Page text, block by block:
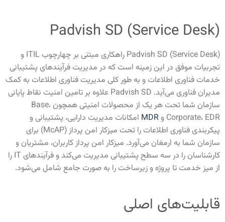
Padvish SD (Service Desk)
Padvish SD (Service Desk) راهکاری مبتنی بر چهارچوب ITIL و
تجربیات موفق در این زمینه است که در مدیریت فرآیندهای پشتیبانی
خدمات فناوری اطلاعات و به طور کلی مدیریت فناوری اطلاعات به کمک
مدیران فناوری می‌آید. Padvish SD علاوه بر تامین امنیت نقاط پایانی
سازمان شما تحت هر یک از محصولات امنیتی همچون Base،
Corporate، EDR و
MDR امکانات مدیریت دارایی، پشتیبانی و
پیکربندی فناوری اطلاعات را تحت میزکار امن پرداز (McAP) برای
سازمان شما به ارمغان می‌آورد. میزکار امن پرداز کاربران، مشتریان و
کارشناسان را در سه سطح پشتیبانی مدیریت می‌کند و فرآیندهای IT را
از میز خدمت تا پروژه و زیرساخت را به صورت جامع شامل می‌شود.
قابلیت‌های اصلی